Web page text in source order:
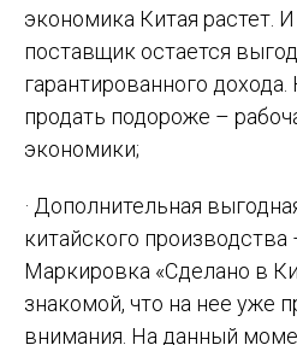
экономика Китая растет.
поставщик остается
гарантированного
продать подороже –
экономики;
· Дополнительная
китайского
Маркировка «Сделано в
знакомой, что на нее уже
внимания. На данный